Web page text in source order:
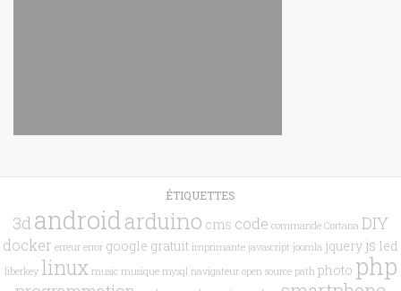
ÉTIQUETTES
3d androidarduino cms code commande Cortana DIY
docker erreur error google gratuit imprimante javascript joomla jquery js led
liberkey linux music musique mysql navigateur open source path photo php